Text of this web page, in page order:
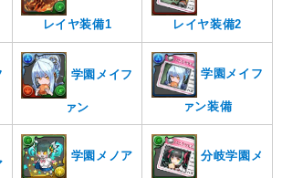
レイヤ装備1 レイヤ装備2
学園メイフ
ァン
学園メイフ
ァン装備
学園メノア 分岐学園メ